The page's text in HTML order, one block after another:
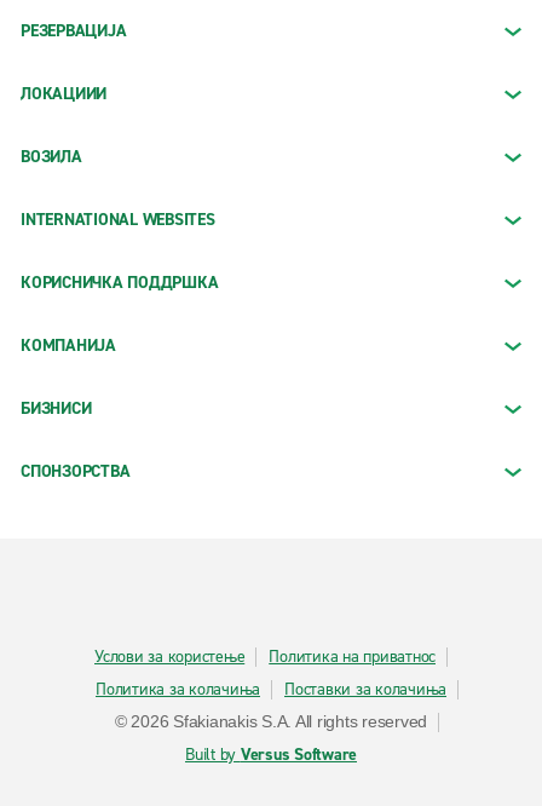
РЕЗЕРВАЦИЈА
ЛОКАЦИИИ
ВОЗИЛА
INTERNATIONAL WEBSITES
КОРИСНИЧКА ПОДДРШКА
КОМПАНИЈА
БИЗНИСИ
СПОНЗОРСТВА
Услови за користење
Политика на приватнос
Политика за колачиња
Поставки за колачиња
© 2026 Sfakianakis S.A. All rights reserved
Built by Versus Software